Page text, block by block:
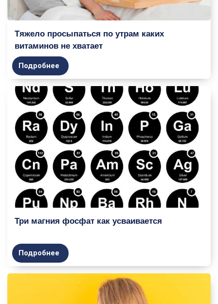
Тяжело просыпаться по утрам каких
витаминов не хватает
Подробнее
Три магния фосфат как усваивается
Подробнее